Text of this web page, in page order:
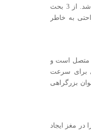
ضروری است. به خاطر داشته باشید، آنچه که در اواسط ارائه می‌دهید باید مختصر و قانع‌کننده باشد. از 3 بحث
به خاطر
متصل است و
برای سرعت
بزرگراهی
مغز ایجاد